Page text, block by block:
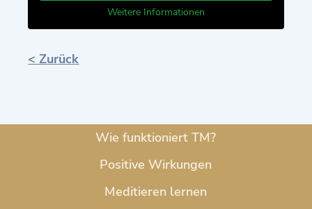
Weitere Informationen
< Zurück
Wie funktioniert TM?
Positive Wirkungen
Meditieren lernen